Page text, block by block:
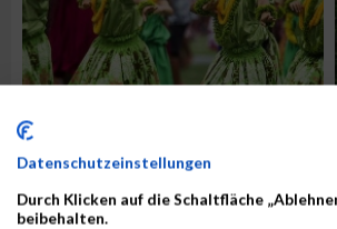
« 1 2 »
Datenschutzeinstellungen
Durch Klicken auf die Schaltfläche
beibehalten.